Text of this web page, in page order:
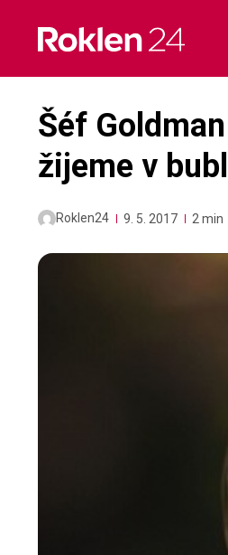
content
Šéf
žijeme v
Roklen24 9. 5. 2017 2 min